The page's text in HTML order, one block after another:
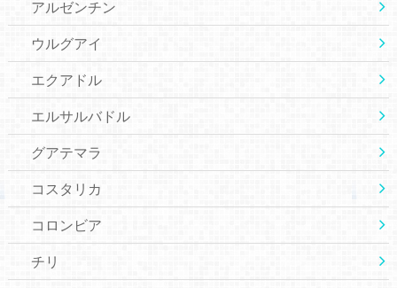
アルゼンチン
ウルグアイ
エクアドル
エルサルバドル
グアテマラ
コスタリカ
コロンビア
チリ